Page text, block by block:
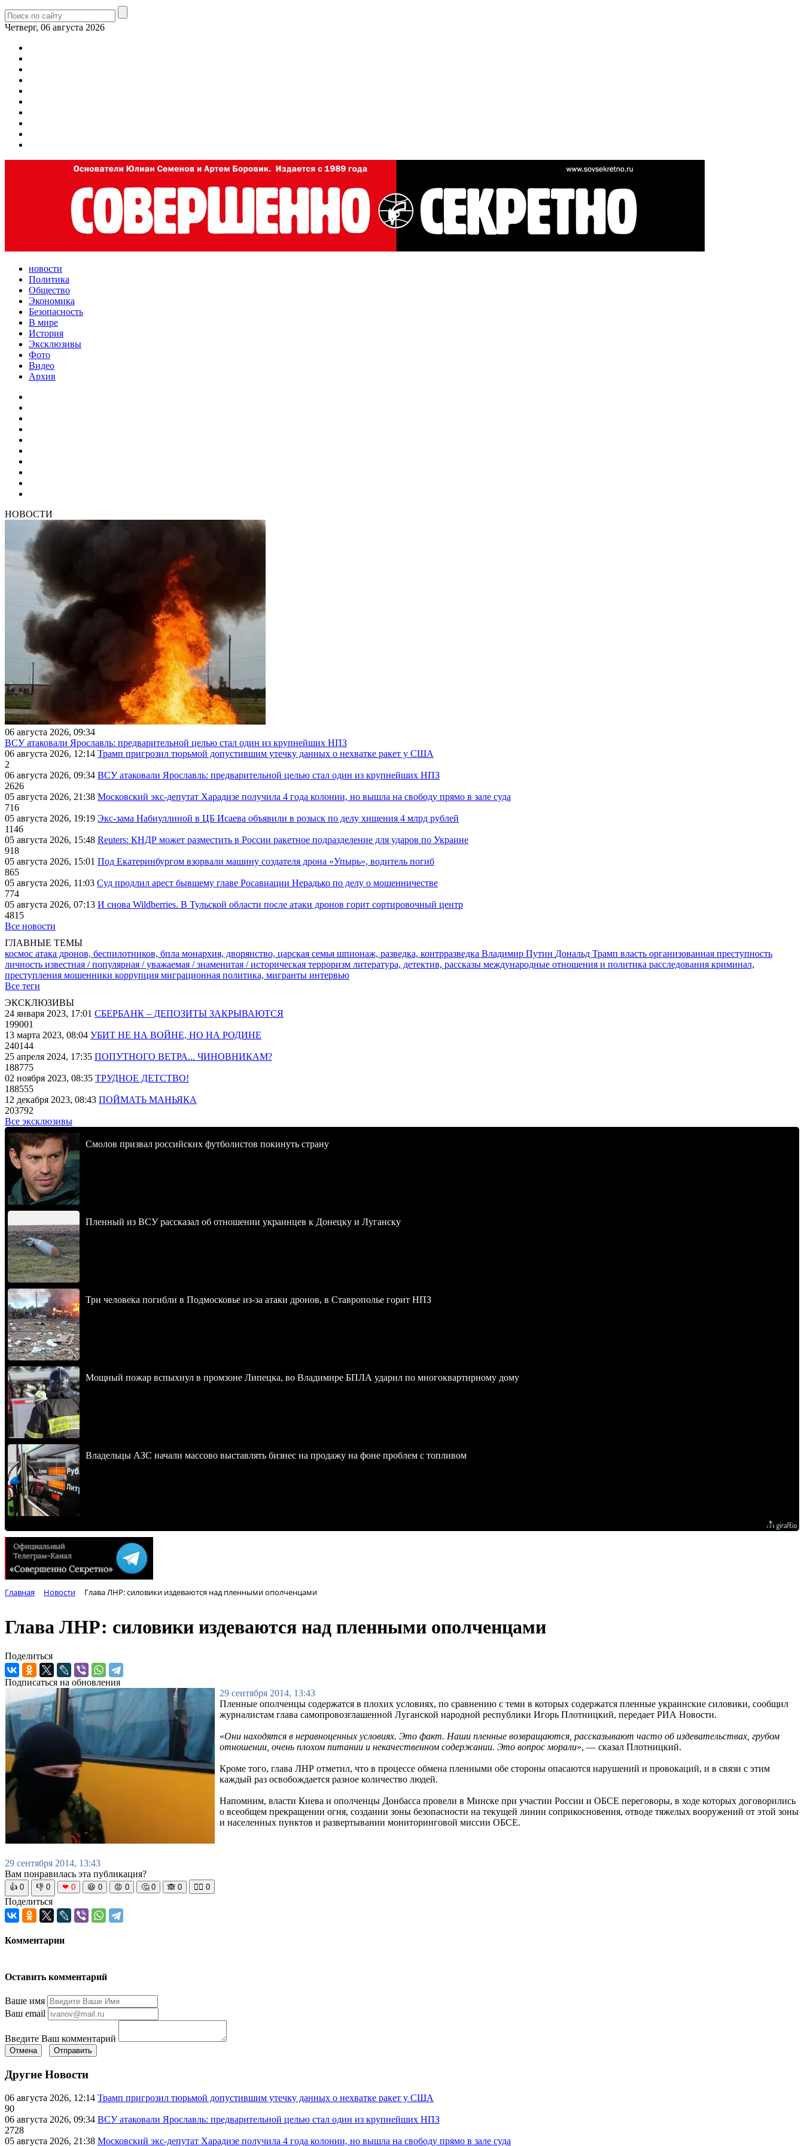
Четверг, 06 августа 2026
новости
Политика
Общество
Экономика
Безопасность
В мире
История
Эксклюзивы
Фото
Видео
Архив
НОВОСТИ
06 августа 2026, 09:34
ВСУ атаковали Ярославль: предварительной целью стал один из крупнейших НПЗ
06 августа 2026, 12:14 Трамп пригрозил тюрьмой допустившим утечку данных о нехватке ракет у США
2
06 августа 2026, 09:34 ВСУ атаковали Ярославль: предварительной целью стал один из крупнейших НПЗ
2626
05 августа 2026, 21:38 Московский экс-депутат Харадизе получила 4 года колонии, но вышла на свободу прямо в зале суда
716
05 августа 2026, 19:19 Экс-зама Набиуллиной в ЦБ Исаева объявили в розыск по делу хищения 4 млрд рублей
1146
05 августа 2026, 15:48 Reuters: КНДР может разместить в России ракетное подразделение для ударов по Украине
918
05 августа 2026, 15:01 Под Екатеринбургом взорвали машину создателя дрона «Упырь», водитель погиб
865
05 августа 2026, 11:03 Суд продлил арест бывшему главе Росавиации Нерадько по делу о мошенничестве
774
05 августа 2026, 07:13 И снова Wildberries. В Тульской области после атаки дронов горит сортировочный центр
4815
Все новости
ГЛАВНЫЕ ТЕМЫ
космос атака дронов, беспилотников, бпла монархия, дворянство, царская семья шпионаж, разведка, контрразведка Владимир Путин Дональд Трамп власть организованная преступность
личность известная / популярная / уважаемая / знаменитая / историческая терроризм литература, детектив, рассказы международные отношения и политика расследования криминал,
преступления мошенники коррупция миграционная политика, мигранты интервью
Все теги
ЭКСКЛЮЗИВЫ
24 января 2023, 17:01 СБЕРБАНК – ДЕПОЗИТЫ ЗАКРЫВАЮТСЯ
199001
13 марта 2023, 08:04 УБИТ НЕ НА ВОЙНЕ, НО НА РОДИНЕ
240144
25 апреля 2024, 17:35 ПОПУТНОГО ВЕТРА... ЧИНОВНИКАМ?
188775
02 ноября 2023, 08:35 ТРУДНОЕ ДЕТСТВО!
188555
12 декабря 2023, 08:43 ПОЙМАТЬ МАНЬЯКА
203792
Все эксклюзивы
Смолов призвал российских футболистов покинуть страну
Пленный из ВСУ рассказал об отношении украинцев к Донецку и Луганску
Три человека погибли в Подмосковье из-за атаки дронов, в Ставрополье горит НПЗ
Мощный пожар вспыхнул в промзоне Липецка, во Владимире БПЛА ударил по многоквартирному дому
Владельцы АЗС начали массово выставлять бизнес на продажу на фоне проблем с топливом
Главная Новости Глава ЛНР: силовики издеваются над пленными ополченцами
Глава ЛНР: силовики издеваются над пленными ополченцами
Поделиться
Подписаться на обновления
29 сентября 2014, 13:43
Пленные ополченцы содержатся в плохих условиях, по сравнению с теми в которых содержатся пленные украинские силовики, сообщил
журналистам глава самопровозглашенной Луганской народной республики Игорь Плотницкий, передает РИА Новости.
«Они находятся в неравноценных условиях. Это факт. Наши пленные возвращаются, рассказывают часто об издевательствах, грубом
отношении, очень плохом питании и некачественном содержании. Это вопрос морали», — сказал Плотницкий.
Кроме того, глава ЛНР отметил, что в процессе обмена пленными обе стороны опасаются нарушений и провокаций, и в связи с этим
каждый раз освобождается разное количество людей.
Напомним, власти Киева и ополченцы Донбасса провели в Минске при участии России и ОБСЕ переговоры, в ходе которых договорились
о всеобщем прекращении огня, создании зоны безопасности на текущей линии соприкосновения, отводе тяжелых вооружений от этой зоны
и населенных пунктов и развертывании мониторинговой миссии ОБСЕ.
29 сентября 2014, 13:43
Вам понравилась эта публикация?
👍 0 👎 0 ❤ 0 😆 0 😡 0 🤔 0 🙈 0 🧘‍♀️ 0
Поделиться
Комментарии
Оставить комментарий
Ваше имя
Ваш email
Введите Ваш комментарий
Отмена Отправить
Другие Новости
06 августа 2026, 12:14 Трамп пригрозил тюрьмой допустившим утечку данных о нехватке ракет у США
90
06 августа 2026, 09:34 ВСУ атаковали Ярославль: предварительной целью стал один из крупнейших НПЗ
2728
05 августа 2026, 21:38 Московский экс-депутат Харадизе получила 4 года колонии, но вышла на свободу прямо в зале суда